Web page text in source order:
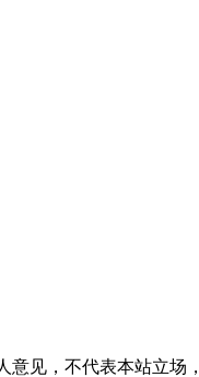
意见，不代表本站立场